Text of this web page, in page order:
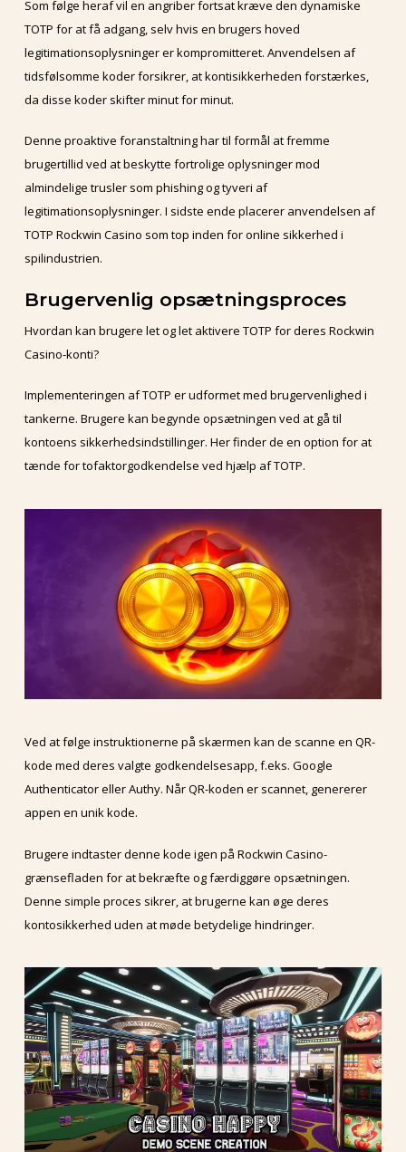
Som følge heraf vil en angriber fortsat kræve den dynamiske
TOTP for at få adgang, selv hvis en brugers hoved
legitimationsoplysninger er kompromitteret. Anvendelsen af
tidsfølsomme koder forsikrer, at kontisikkerheden forstærkes,
da disse koder skifter minut for minut.
Denne proaktive foranstaltning har til formål at fremme
brugertillid ved at beskytte fortrolige oplysninger mod
almindelige trusler som phishing og tyveri af
legitimationsoplysninger. I sidste ende placerer anvendelsen af
TOTP Rockwin Casino som top inden for online sikkerhed i
spilindustrien.
Brugervenlig opsætningsproces
Hvordan kan brugere let og let aktivere TOTP for deres Rockwin
Casino-konti?
Implementeringen af TOTP er udformet med brugervenlighed i
tankerne. Brugere kan begynde opsætningen ved at gå til
kontoens sikkerhedsindstillinger. Her finder de en option for at
tænde for tofaktorgodkendelse ved hjælp af TOTP.
Ved at følge instruktionerne på skærmen kan de scanne en QR-
kode med deres valgte godkendelsesapp, f.eks. Google
Authenticator eller Authy. Når QR-koden er scannet, genererer
appen en unik kode.
Brugere indtaster denne kode igen på Rockwin Casino-
grænsefladen for at bekræfte og færdiggøre opsætningen.
Denne simple proces sikrer, at brugerne kan øge deres
kontosikkerhed uden at møde betydelige hindringer.